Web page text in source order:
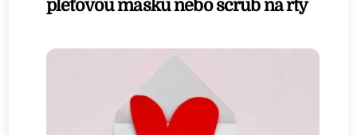
pleťovou masku nebo scrub na rty